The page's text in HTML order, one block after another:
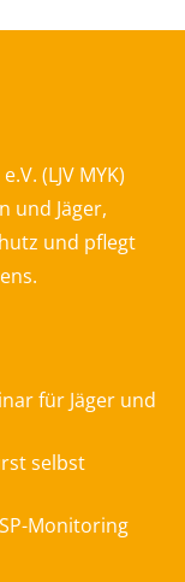
(LJV MYK)
und Jäger,
und pflegt
für Jäger und
selbst
Monitoring